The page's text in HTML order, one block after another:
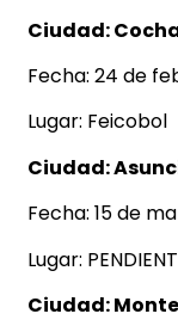
Ciudad:
Fecha: 24 de
Lugar: Feicobol
Ciudad:
Fecha: 15 de
Lugar:
Ciudad: